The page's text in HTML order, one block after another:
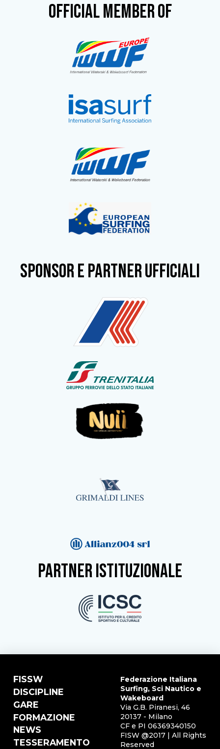
OFFICIAL MEMBER OF
SPONSOR e partner ufficiali
partner istituzionale
FISSW
DISCIPLINE
GARE
FORMAZIONE
NEWS
TESSERAMENTO
Federazione Italiana
Surfing, Sci Nautico e
Wakeboard
Via G.B. Piranesi, 46
20137 - Milano
CF e PI 06369340150
FISW @2017 | All Rights
Reserved